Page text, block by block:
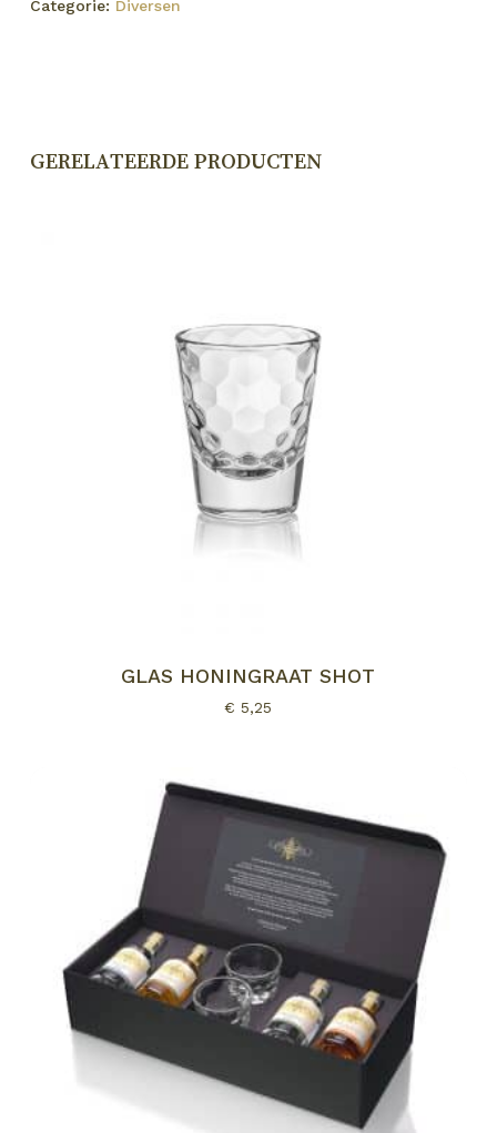
Categorie: Diversen
GERELATEERDE PRODUCTEN
GLAS HONINGRAAT SHOT
€ 5,25